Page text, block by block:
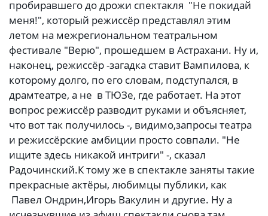
пробиравшего до дрожи спектакля "Не покидай
меня!", который режиссёр представлял этим
летом на межрегиональном театральном
фестивале "Верю", прошедшем в Астрахани. Ну и,
наконец, режиссёр -загадка ставит Вампилова, к
которому долго, по его словам, подступался, в
драмтеатре, а не в ТЮЗе, где работает. На этот
вопрос режиссёр разводит руками и объясняет,
что вот так получилось -, видимо,запросы театра
и режиссёрские амбиции просто совпали. "Не
ищите здесь никакой интриги" -, сказал
Радочинский.К тому же в спектакле заняты такие
прекрасные актёры, любимцы публики, как
Павел Ондрин,Игорь Вакулин и другие. Ну а